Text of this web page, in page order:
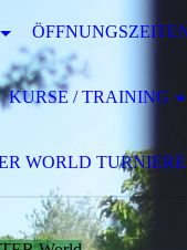
KURSE / TRAINING
WORLD TURNIERE